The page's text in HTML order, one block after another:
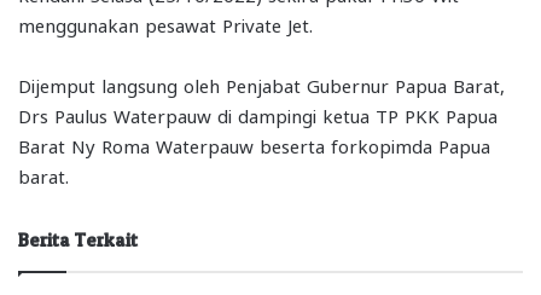
menggunakan pesawat Private Jet.
Dijemput langsung oleh Penjabat Gubernur Papua Barat,
Drs Paulus Waterpauw di dampingi ketua TP PKK Papua
Barat Ny Roma Waterpauw beserta forkopimda Papua
barat.
Berita Terkait